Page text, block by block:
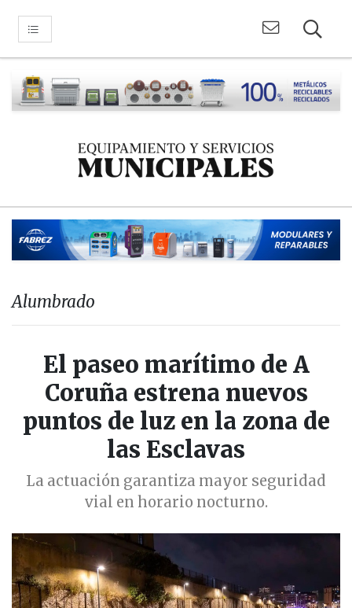
Alumbrado
El paseo marítimo de A
Coruña estrena nuevos
puntos de luz en la zona de
las Esclavas
La actuación garantiza mayor seguridad
vial en horario nocturno.